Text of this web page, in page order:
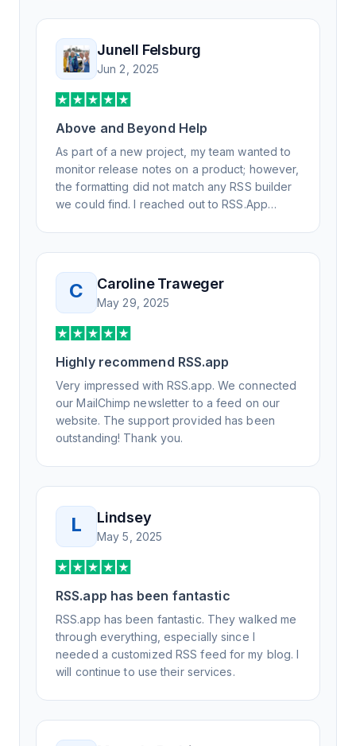
professionally. Highly recommend for all your
RSS feed needs. Our trucking news hub
website couldn't work without it. Thank you.
Junell Felsburg
Jun 2, 2025
Above and Beyond Help
As part of a new project, my team wanted to
monitor release notes on a product; however,
the formatting did not match any RSS builder
we could find. I reached out to RSS.App
day, but I spoke to someone who was
knowledgeable, kind, and clearly wanted to
understand the issue. It has been a few
weeks, but after many revisions and direct
support, all of my release notes are in a way
that my users understand and find value in.
Honestly, it has been an exceptional
experience, and I will be pushing everyone I
know to RSS.app for their RSS needs.
C Caroline Traweger
May 29, 2025
Highly recommend RSS.app
Very impressed with RSS.app. We connected
our MailChimp newsletter to a feed on our
website. The support provided has been
outstanding! Thank you.
L Lindsey
May 5, 2025
RSS.app has been fantastic
RSS.app has been fantastic. They walked me
through everything, especially since I
needed a customized RSS feed for my blog. I
will continue to use their services.